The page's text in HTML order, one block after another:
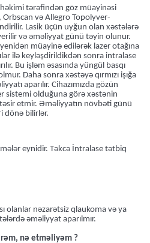
tərəfindən göz müayinəsi
Orbscan və Allegro Topolyver-
Lasik üçün uyğun olan xəstələrə
və əməliyyat günü təyin olunur.
müayinə edilərək lazer otağına
ilə keyləşdirildikdən sonra intralase
Bu işləm əsasında yüngül basqı
Daha sonra xəstəyə qırmızı işığa
aparılır. Cihazımızda gözün
sistemi olduğuna görə xəstənin
etmir. Əməliyyatın növbəti günü
dönə bilirlər.
eynidir. Təkcə İntralase tətbiq
olanlar nəzarətsiz qlaukoma və ya
əməliyyat aparılmır.
nə etməliyəm ?